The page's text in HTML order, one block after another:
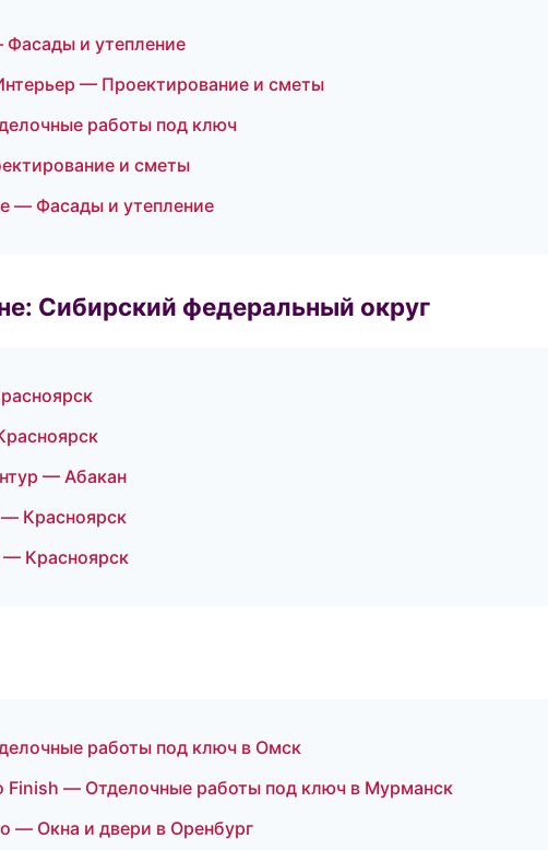
и утепление
— Проектирование и сметы
работы под ключ
и сметы
— Фасады и утепление
Сибирский федеральный округ
— Абакан
Красноярск
Красноярск
работы под ключ в Омск
— Отделочные работы под ключ в Мурманск
— Окна и двери в Оренбург